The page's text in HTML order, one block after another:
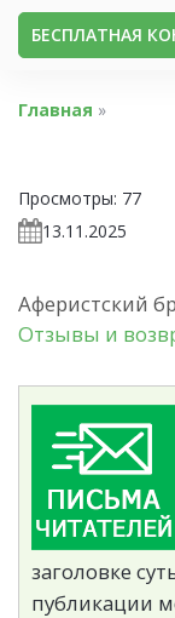
БЕСПЛАТНАЯ
Главная »
Просмотры: 77
13.11.2025
Аферистский
Отзывы и
заголовке
публикации